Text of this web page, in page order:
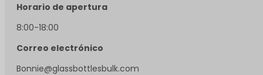
Horario de apertura
8:00-18:00
Correo electrónico
Bonnie@glassbottlesbulk.com